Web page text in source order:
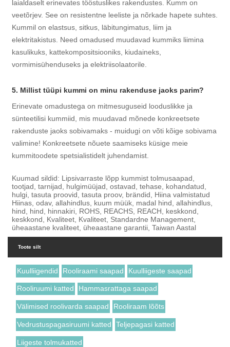
laialdaselt erinevates tööstuslikes rakendustes. Kumm on
veetõrjev. See on resistentne leeliste ja nõrkade hapete suhtes.
Kummil on elastsus, sitkus, läbitungimatus, liim ja
elektritakistus. Need omadused muudavad kummiks liimina
kasulikuks, kattekompositsiooniks, kiudaineks,
vormimisühenduseks ja elektriisolaatorile.
5. Millist tüüpi kummi on minu rakenduse jaoks parim?
Erinevate omadustega on mitmesuguseid looduslikke ja
sünteetilisi kummiid, mis muudavad mõnede konkreetsete
rakenduste jaoks sobivamaks - muidugi on võti kõige sobivama
valimine! Konkreetsete nõuete saamiseks küsige meie
kummitoodete spetsialistidelt juhendamist.
Kuumad sildid: Lipsivarraste lõpp kummist tolmusaapad,
tootjad, tarnijad, hulgimüüjad, ostavad, tehase, kohandatud,
hulgi, tasuta proovid, tasuta proov, brändid, Hiina valmistatud
Hiinas, odav, allahindlus, kuum müük, madal hind, allahindlus,
hind, hind, hinnakiri, ROHS, REACHS, REACH, keskkond,
keskkond, Kvaliteet, Kvaliteet, Standardne Management,
üheaastane kvaliteet, üheaastane garantii, Taiwan Aastal
Toote silt
Kuulliigendid Rooliraami saapad Kuulliigeste saapad
Rooliruumi katted Hammasrattaga saapad
Välimised roolivarda saapad Rooliraam lõõts
Vedrustuspagasiruumi katted Teljepagasi katted
Liigeste tolmukatted